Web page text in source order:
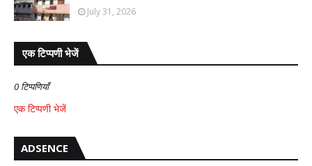
July 31, 2026
एक टिप्पणी भेजें
0 टिप्पणियाँ
एक टिप्पणी भेजें
ADSENCE